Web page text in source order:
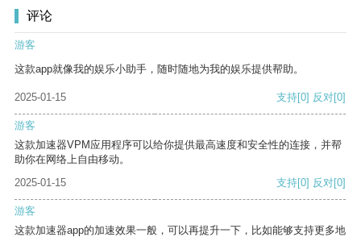
评论
游客
这款app就像我的娱乐小助手，随时随地为我的娱乐提供帮助。
2025-01-15 支持[0] 反对[0]
游客
这款加速器VPM应用程序可以给你提供最高速度和安全性的连接，并帮
助你在网络上自由移动。
2025-01-15
支持[0] 反对[0]
游客
这款加速器app的加速效果一般，可以再提升一下，比如能够支持更多地